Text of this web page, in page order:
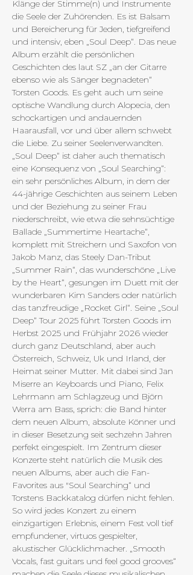
Klänge der Stimme(n) und Instrumente
die Seele der Zuhörenden. Es ist Balsam
und Bereicherung für Jeden, tiefgreifend
und intensiv, eben „Soul Deep“. Das neue
Album erzählt die persönlichen
Geschichten des laut SZ „an der Gitarre
ebenso wie als Sänger begnadeten“
Torsten Goods. Es geht auch um seine
optische Wandlung durch Alopecia, den
schockartigen und andauernden
Haarausfall, vor und über allem schwebt
die Liebe. Zu seiner Seelenverwandten.
„Soul Deep“ ist daher auch thematisch
eine Konsequenz von „Soul Searching“:
ein sehr persönliches Album, in dem der
44-jährige Geschichten aus seinem Leben
und der Beziehung zu seiner Frau
niederschreibt, wie etwa die sehnsüchtige
Ballade „Summertime Heartache“,
komplett mit Streichern und Saxofon von
Jakob Manz, das Steely Dan-Tribut
„Summer Rain“, das wunderschöne „Live
by the Heart“, gesungen im Duett mit der
wunderbaren Kim Sanders oder natürlich
das tanzfreudige „Rocket Girl“. Seine „Soul
Deep“ Tour 2025 führt Torsten Goods im
Herbst 2025 und Frühjahr 2026 wieder
durch ganz Deutschland, aber auch
Österreich, Schweiz, Uk und Irland, der
Heimat seiner Mutter. Mit dabei sind Jan
Miserre an Keyboards und Piano, Felix
Lehrmann am Schlagzeug und Björn
Werra am Bass, sprich: die Band hinter
dem neuen Album, absolute Könner und
in dieser Besetzung seit sechzehn Jahren
perfekt eingespielt. Im Zentrum dieser
Konzerte steht natürlich die Musik des
neuen Albums, aber auch die Fan-
Favorites aus "Soul Searching“ und
Torstens Backkatalog dürfen nicht fehlen.
So wird jedes Konzert zu einem
einzigartigen Erlebnis, einem Fest voll tief
empfundener, virtuos gespielter,
akustischer Glücklichmacher. „Smooth
Vocals, fast guitars und feel good grooves“